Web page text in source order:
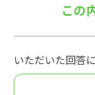
この
いただいた回答